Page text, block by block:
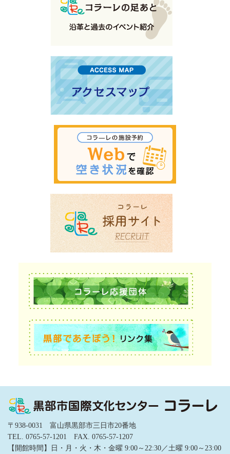
〒938-0031 富山県黒部市三日市20番地
TEL. 0765-57-1201 FAX. 0765-57-1207
【開館時間】日・月・火・木・金曜 9:00～22:30／土曜 9:00～23:00